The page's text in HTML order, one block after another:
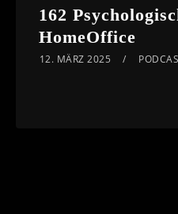
162
HomeOffice
12. MÄRZ 2025